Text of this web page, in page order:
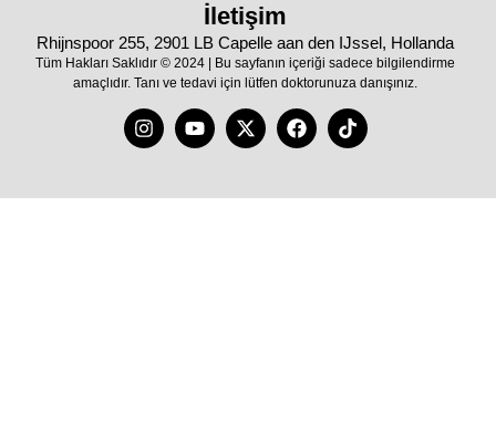
İletişim
Rhijnspoor 255, 2901 LB Capelle aan den IJssel, Hollanda
Tüm Hakları Saklıdır © 2024 | Bu sayfanın içeriği sadece bilgilendirme
amaçlıdır. Tanı ve tedavi için lütfen doktorunuza danışınız.